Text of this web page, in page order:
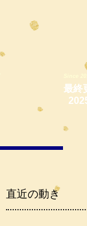
最終
直近の動き